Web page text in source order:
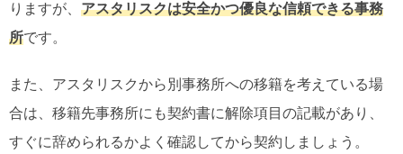
りますが、 アスタリスクは安全かつ優良な信頼できる事務
所です。
また、アスタリスクから別事務所への移籍を考えている場
合は、移籍先事務所にも契約書に解除項目の記載があり、
すぐに辞められるかよく確認してから契約しましょう。